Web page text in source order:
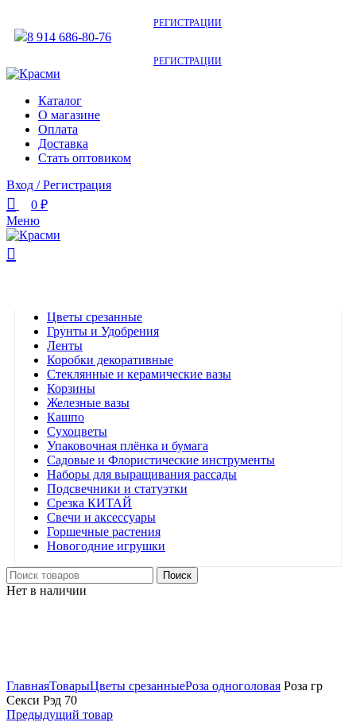
РЕГИСТРАЦИИ
8 914 686-80-76
РЕГИСТРАЦИИ
Каталог
О магазине
Оплата
Доставка
Стать оптовиком
Вход / Регистрация
0 ₽
Меню
Цветы срезанные
Грунты и Удобрения
Ленты
Коробки декоративные
Стеклянные и керамические вазы
Корзины
Железные вазы
Кашпо
Сухоцветы
Упаковочная плёнка и бумага
Садовые и Флористические инструменты
Наборы для выращивания рассады
Подсвечники и статуэтки
Срезка КИТАЙ
Свечи и аксессуары
Горшечные растения
Новогодние игрушки
Поиск
Нет в наличии
ГлавнаяТоварыЦветы срезанныеРоза одноголовая Роза гр
Секси Рэд 70
Предыдущий товар